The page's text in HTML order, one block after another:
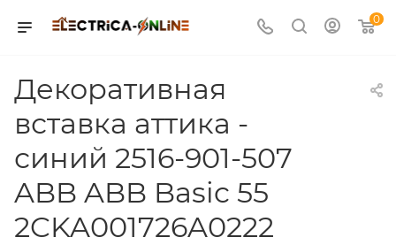
0
Декоративная
вставка аттика -
синий 2516-901-507
ABB ABB Basic 55
2CKA001726A0222